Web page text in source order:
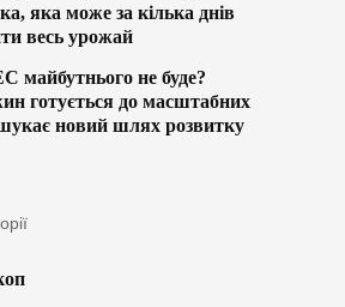
яка може за кілька днів
весь урожай
майбутнього не буде?
готується до масштабних
шукає новий шлях розвитку